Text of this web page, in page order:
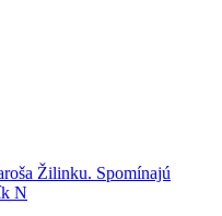
Žilinku. Spomínajú
N